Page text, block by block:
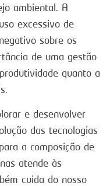
ambiental. A
excessivo de
sobre os
de uma gestão
quanto a
e desenvolver
das tecnologias
a composição de
atende às
cuida do nosso